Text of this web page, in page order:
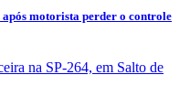
após motorista perder o controle